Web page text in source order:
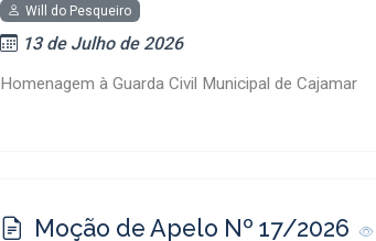
Will do Pesqueiro
13 de Julho de 2026
Homenagem à Guarda Civil Municipal de Cajamar
Moção de Apelo Nº 17/2026